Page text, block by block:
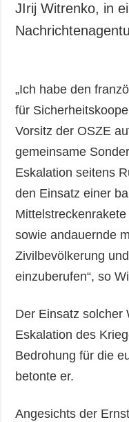
JIrij Witrenko, in
„Ich habe den
für
Vorsitz der OSZE
gemeinsame
Eskalation seitens
den Einsatz einer
sowie andauernde
Zivilbevölkerung
einzuberufen“, so
Der Einsatz solcher
Eskalation des
Bedrohung für die
betonte er.
Angesichts der